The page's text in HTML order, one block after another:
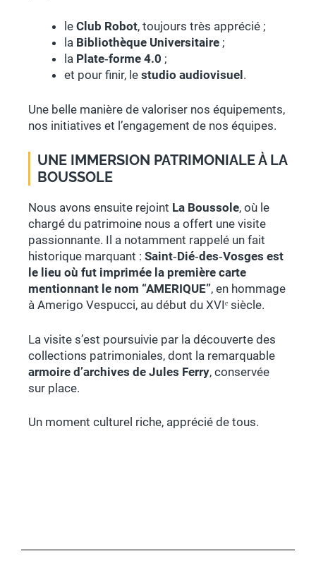
le Club Robot, toujours très apprécié ;
la Bibliothèque Universitaire ;
la Plate‑forme 4.0 ;
et pour finir, le studio audiovisuel .
Une belle manière de valoriser nos équipements,
nos initiatives et l’engagement de nos équipes.
UNE IMMERSION PATRIMONIALE À LA
BOUSSOLE
Nous avons ensuite rejoint La Boussole, où le
chargé du patrimoine nous a offert une visite
passionnante. Il a notamment rappelé un fait
historique marquant : Saint‑Dié‑des‑Vosges est
le lieu où fut imprimée la première carte
mentionnant le nom “AMERIQUE”, en hommage
à Amerigo Vespucci, au début du XVIᵉ siècle.
La visite s’est poursuivie par la découverte des
collections patrimoniales, dont la remarquable
armoire d’archives de Jules Ferry, conservée
sur place.
Un moment culturel riche, apprécié de tous.